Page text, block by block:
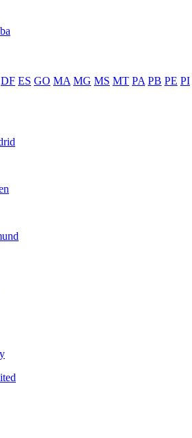
DF ES GO MA MG MS MT PA PB PE PI